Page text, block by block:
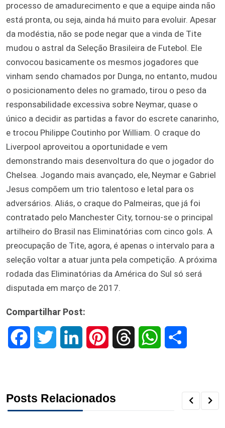
processo de amadurecimento e que a equipe ainda não
está pronta, ou seja, ainda há muito para evoluir. Apesar
da modéstia, não se pode negar que a vinda de Tite
mudou o astral da Seleção Brasileira de Futebol. Ele
convocou basicamente os mesmos jogadores que
vinham sendo chamados por Dunga, no entanto, mudou
o posicionamento deles no gramado, tirou o peso da
responsabilidade excessiva sobre Neymar, quase o
único a decidir as partidas a favor do escrete canarinho,
e trocou Philippe Coutinho por William. O craque do
Liverpool aproveitou a oportunidade e vem
demonstrando mais desenvoltura do que o jogador do
Chelsea. Jogando mais avançado, ele, Neymar e Gabriel
Jesus compõem um trio talentoso e letal para os
adversários. Aliás, o craque do Palmeiras, que já foi
contratado pelo Manchester City, tornou-se o principal
artilheiro do Brasil nas Eliminatórias com cinco gols. A
preocupação de Tite, agora, é apenas o intervalo para a
seleção voltar a atuar junta pela competição. A próxima
rodada das Eliminatórias da América do Sul só será
disputada em março de 2017.
Compartilhar Post:
e t k t
Posts Relacionados